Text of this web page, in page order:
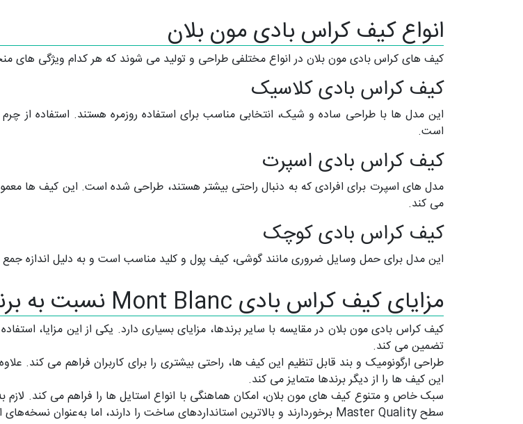
انواع کیف کراس بادی مون بلان
کیف های کراس بادی مون بلان در انواع مختلفی طراحی و تولید می شوند که هر کدام ویژگی های
کیف کراس بادی کلاسیک
این مدل ها با طراحی ساده و شیک، انتخابی مناسب برای استفاده روزمره هستند. استفاده از
است.
کیف کراس بادی اسپرت
مدل های اسپرت برای افرادی که به دنبال راحتی بیشتر هستند، طراحی شده است. این کیف ها
می کند.
کیف کراس بادی کوچک
این مدل برای حمل وسایل ضروری مانند گوشی، کیف پول و کلید مناسب است و به دلیل اندازه
مزایای کیف کراس بادی Mont Blanc نسبت به برندهای دیگر
کیف کراس بادی مون بلان در مقایسه با سایر برندها، مزایای بسیاری دارد. یکی از این مزایا،
تضمین می کند.
طراحی ارگونومیک و بند قابل تنظیم این کیف ها، راحتی بیشتری را برای کاربران فراهم می کند.
این کیف ها را از دیگر برندها متمایز می کند.
سبک خاص و متنوع کیف های مون بلان، امکان هماهنگی با انواع استایل ها را فراهم می کند.
سطح Master Quality برخوردارند و بالاترین استانداردهای ساخت را دارند، اما به‌عنوان نسخه‌های اورجینال محسوب نمی‌شوند.